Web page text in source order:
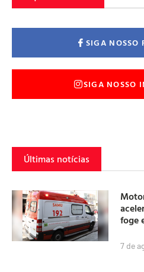
SIGA NOSSO
SIGA NOSSO
Últimas notícias
foge
7 de